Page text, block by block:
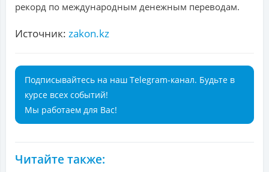
рекорд по международным денежным переводам.
Источник: zakon.kz
Подписывайтесь на наш Telegram-канал. Будьте в
курсе всех событий!
Мы работаем для Вас!
Читайте также: